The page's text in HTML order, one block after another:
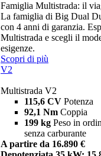
Famiglia Multistrada: il
La famiglia di Big Dual
con 4 anni di garanzia.
Multistrada e scegli il
esigenze.
Scopri di più
V2
Multistrada V2
115,6 CV Potenza
92,1 Nm Coppia
199 kg Peso in
senza carburante
A partire da 16.890 €